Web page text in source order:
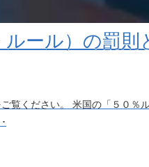
ール）の罰
覧ください。 米国の「５０％